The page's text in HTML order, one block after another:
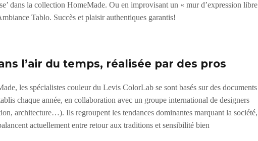
dans la collection HomeMade. Ou en improvisant un « mur d’expression libre
Tablo. Succès et plaisir authentiques garantis!
l’air du temps, réalisée par des pros
les spécialistes couleur du Levis ColorLab se sont basés sur des documents
chaque année, en collaboration avec un groupe international de designers
architecture…). Ils regroupent les tendances dominantes marquant la société,
actuellement entre retour aux traditions et sensibilité bien